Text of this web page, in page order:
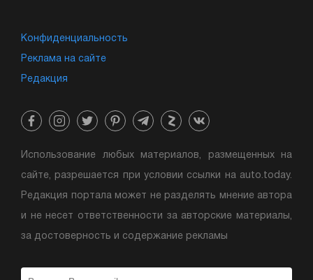
Конфиденциальность
Реклама на сайте
Редакция
Использование любых материалов, размещенных на
сайте, разрешается при условии ссылки на auto.today.
Редакция портала может не разделять мнение автора
и не несет ответственности за авторские материалы,
за достоверность и содержание рекламы